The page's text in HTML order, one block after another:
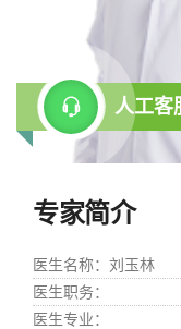
人工客
专家简介
医生名称：刘玉林
医生职务：
医生专业：